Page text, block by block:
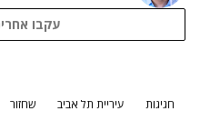
עקבו
חגיגות עיריית תל אביב שחזור